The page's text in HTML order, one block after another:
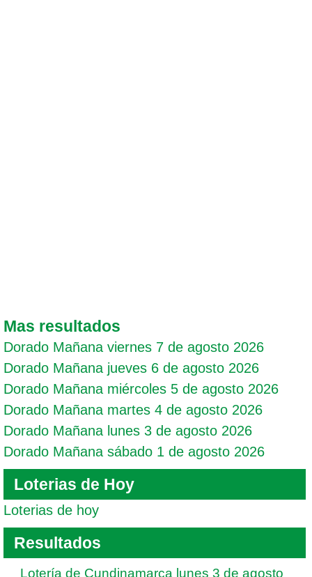
Mas resultados
Dorado Mañana viernes 7 de agosto 2026
Dorado Mañana jueves 6 de agosto 2026
Dorado Mañana miércoles 5 de agosto 2026
Dorado Mañana martes 4 de agosto 2026
Dorado Mañana lunes 3 de agosto 2026
Dorado Mañana sábado 1 de agosto 2026
Loterias de Hoy
Loterias de hoy
Resultados
Lotería de Cundinamarca lunes 3 de agosto